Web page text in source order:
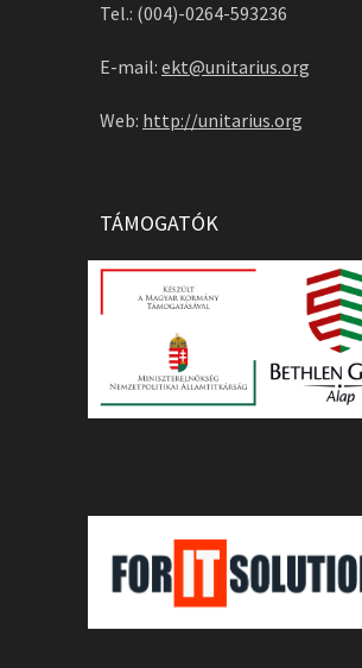
Tel.: (004)-0264-593236
E-mail: ekt@unitarius.org
Web: http://unitarius.org
TÁMOGATÓK